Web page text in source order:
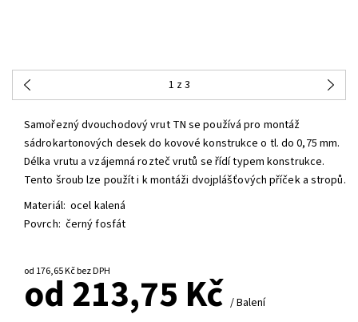
1 z 3
Samořezný dvouchodový vrut TN se používá pro montáž
sádrokartonových desek do kovové konstrukce o tl. do 0,75 mm.
Délka vrutu a vzájemná rozteč vrutů se řídí typem konstrukce.
Tento šroub lze použít i k montáži dvojplášťových příček a stropů.
Materiál: ocel kalená
Povrch: černý fosfát
od 176,65 Kč bez DPH
od 213,75 Kč / Balení